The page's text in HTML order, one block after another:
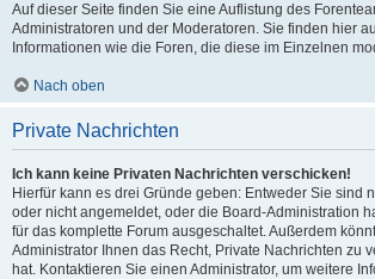
Auf dieser Seite finden Sie eine Auflistung des
Administratoren und der Moderatoren. Sie finden hier
Informationen wie die Foren, die diese im Einzelnen
Nach oben
Private Nachrichten
Ich kann keine Privaten Nachrichten verschicken!
Hierfür kann es drei Gründe geben: Entweder Sie sind
oder nicht angemeldet, oder die Board-Administration
für das komplette Forum ausgeschaltet. Außerdem
Administrator Ihnen das Recht, Private Nachrichten zu
hat. Kontaktieren Sie einen Administrator, um weitere